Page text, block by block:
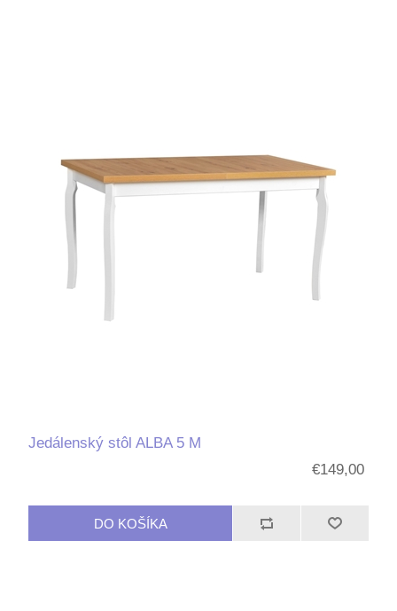
Jedálenský stôl ALBA 5 M
€149,00